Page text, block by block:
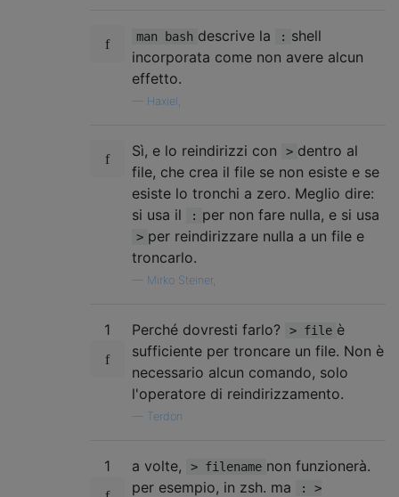
man bash descrive la : shell
incorporata come non avere alcun
effetto.
Haxiel,
Sì, e lo reindirizzi con > dentro al
file, che crea il file se non esiste e se
esiste lo tronchi a zero. Meglio dire:
si usa il
: per non fare nulla, e si usa
> per reindirizzare nulla a un file e
troncarlo.
Mirko Steiner,
1 Perché dovresti farlo? > file è
sufficiente per troncare un file. Non è
necessario alcun comando, solo
l'operatore di reindirizzamento.
Terdon
1 a volte, > filename non funzionerà.
per esempio, in zsh. ma
: >